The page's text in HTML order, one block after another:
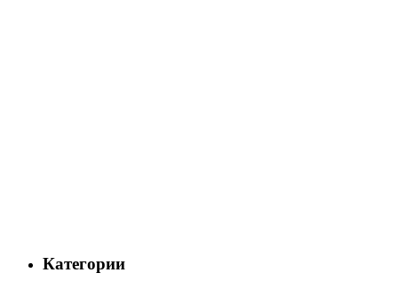
Категории